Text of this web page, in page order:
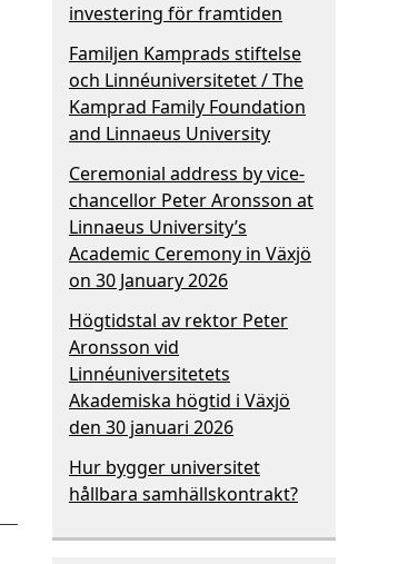
investering för framtiden
Familjen Kamprads stiftelse
och Linnéuniversitetet / The
Kamprad Family Foundation
and Linnaeus University
Ceremonial address by vice-
chancellor Peter Aronsson at
Linnaeus University’s
Academic Ceremony in Växjö
on 30 January 2026
Högtidstal av rektor Peter
Aronsson vid
Linnéuniversitetets
Akademiska högtid i Växjö
den 30 januari 2026
Hur bygger universitet
hållbara samhällskontrakt?